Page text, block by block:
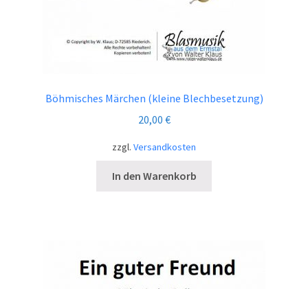
Böhmisches Märchen (kleine Blechbesetzung)
20,00 €
zzgl. Versandkosten
In den Warenkorb